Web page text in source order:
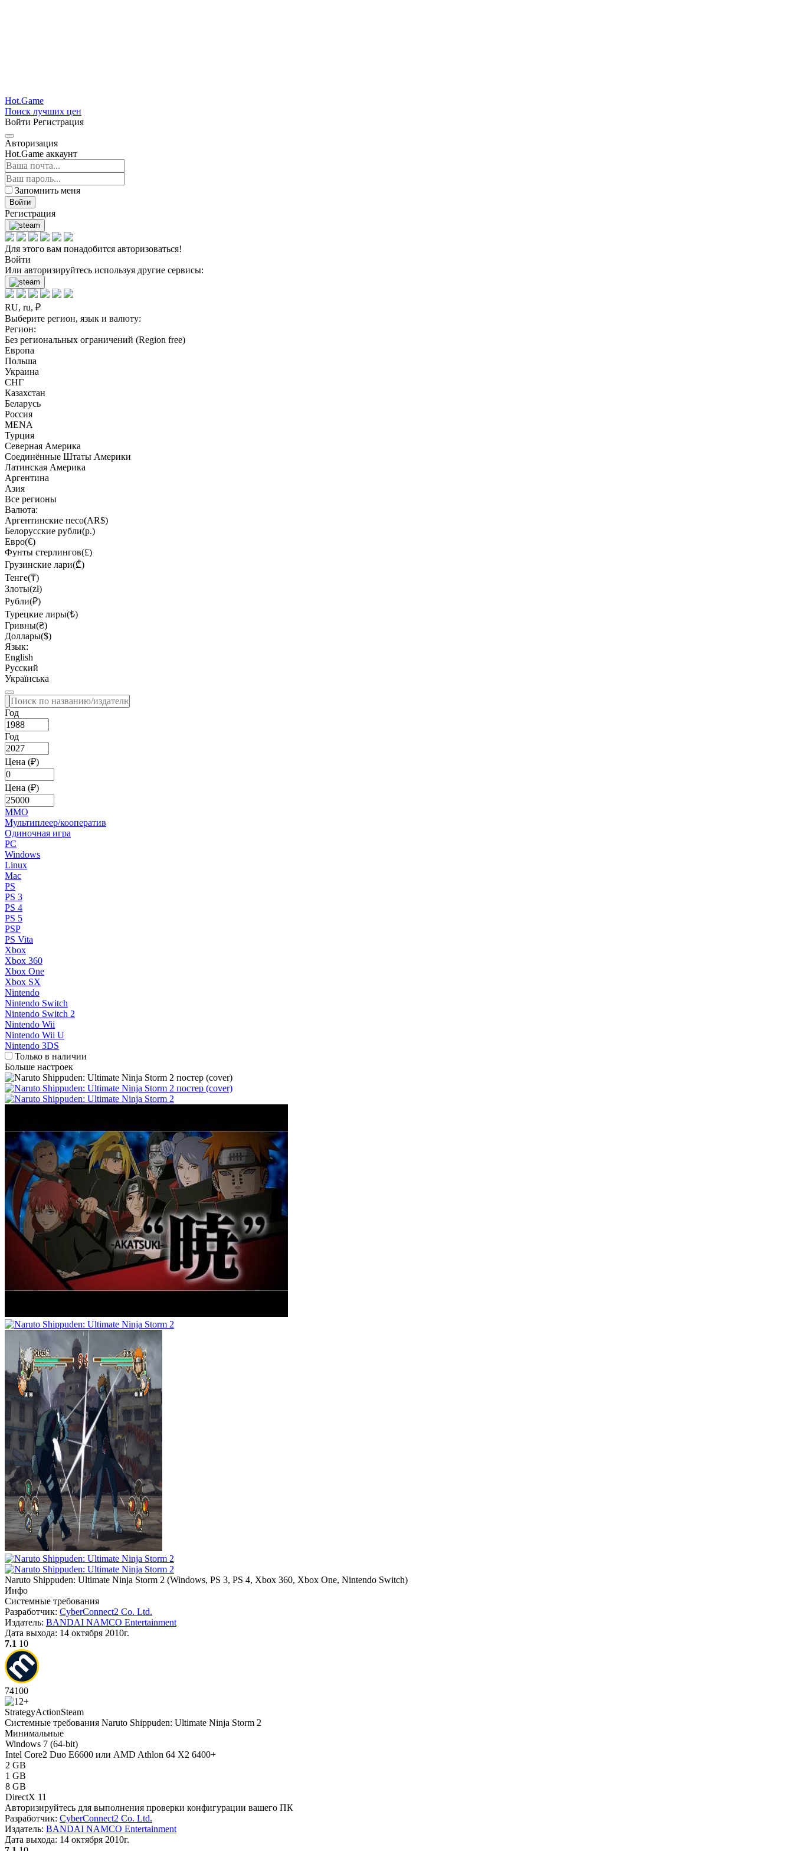
Hot.Game
Поиск лучших цен
Войти Регистрация
Авторизация
Hot.Game аккаунт
Запомнить меня
Войти
Регистрация
Для этого вам понадобится авторизоваться!
Войти
Или авторизируйтесь используя другие сервисы:
RU, ru, ₽
Выберите регион, язык и валюту:
Регион:
Без региональных ограничений (Region free)
Европа
Польша
Украина
СНГ
Казахстан
Беларусь
Россия
MENA
Турция
Северная Америка
Соединённые Штаты Америки
Латинская Америка
Аргентина
Азия
Все регионы
Валюта:
Аргентинские песо(AR$)
Белорусские рубли(р.)
Евро(€)
Фунты стерлингов(£)
Грузинские лари(₾)
Тенге(₸)
Злоты(zł)
Рубли(₽)
Турецкие лиры(₺)
Гривны(₴)
Доллары($)
Язык:
English
Русский
Українська
Год
Год
Цена (₽)
Цена (₽)
MMO
Мультиплеер/кооператив
Одиночная игра
PC
Windows
Linux
Mac
PS
PS 3
PS 4
PS 5
PSP
PS Vita
Xbox
Xbox 360
Xbox One
Xbox SX
Nintendo
Nintendo Switch
Nintendo Switch 2
Nintendo Wii
Nintendo Wii U
Nintendo 3DS
Только в наличии
Больше настроек
Naruto Shippuden: Ultimate Ninja Storm 2 (Windows, PS 3, PS 4, Xbox 360, Xbox One, Nintendo Switch)
Инфо
Системные требования
Разработчик: CyberConnect2 Co. Ltd.
Издатель: BANDAI NAMCO Entertainment
Дата выхода: 14 октября 2010г.
7.1 10
74100
StrategyActionSteam
Системные требования Naruto Shippuden: Ultimate Ninja Storm 2
Минимальные
Windows 7 (64-bit)
Intel Core2 Duo E6600 или AMD Athlon 64 X2 6400+
2 GB
1 GB
8 GB
DirectX 11
Авторизируйтесь для выполнения проверки конфигурации вашего ПК
Разработчик: CyberConnect2 Co. Ltd.
Издатель: BANDAI NAMCO Entertainment
Дата выхода: 14 октября 2010г.